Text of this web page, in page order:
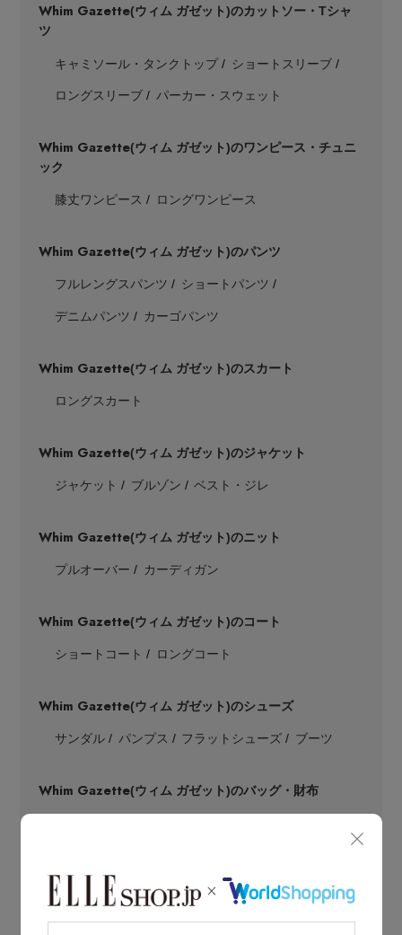
Whim Gazette(ウィム ガゼット)のカットソー・Tシャ
ツ
キャミソール・タンクトップ ショートスリーブ
ロングスリーブ パーカー・スウェット
Whim Gazette(ウィム ガゼット)のワンピース・チュニ
ック
膝丈ワンピース ロングワンピース
Whim Gazette(ウィム ガゼット)のパンツ
フルレングスパンツ ショートパンツ
デニムパンツ カーゴパンツ
Whim Gazette(ウィム ガゼット)のスカート
ロングスカート
Whim Gazette(ウィム ガゼット)のジャケット
ジャケット ブルゾン ベスト・ジレ
Whim Gazette(ウィム ガゼット)のニット
プルオーバー カーディガン
Whim Gazette(ウィム ガゼット)のコート
ショートコート ロングコート
Whim Gazette(ウィム ガゼット)のシューズ
サンダル パンプス フラットシューズ ブーツ
Whim Gazette(ウィム ガゼット)のバッグ・財布
クラッチバッグ ボストンバッグ